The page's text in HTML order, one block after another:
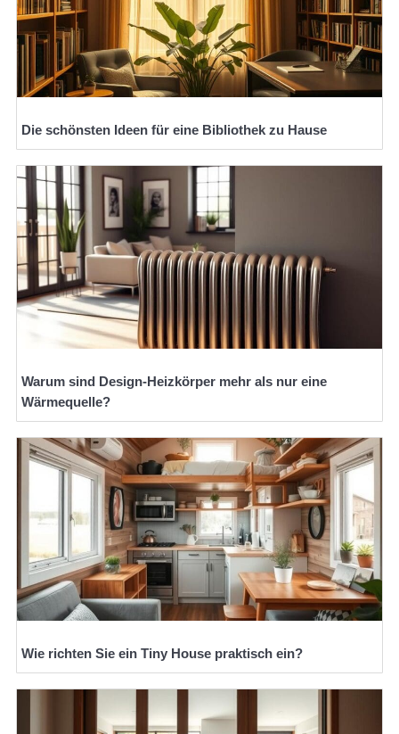
Die schönsten Ideen für eine Bibliothek zu Hause
Warum sind Design-Heizkörper mehr als nur eine
Wärmequelle?
Wie richten Sie ein Tiny House praktisch ein?